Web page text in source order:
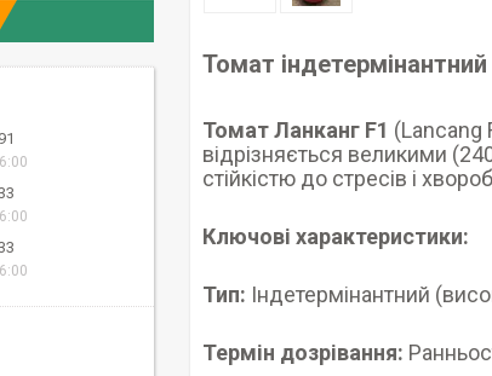
Томат
Томат Ланканг F1 (Lancang
відрізняється великими
стійкістю до стресів і
Ключові характеристики:
Тип: Індетермінантний
Термін дозрівання: